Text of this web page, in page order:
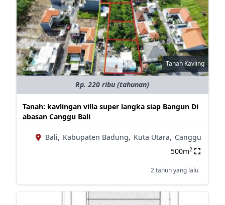
Tanah Kavling
Rp. 220 ribu (tahunan)
Tanah: kavlingan villa super langka siap Bangun Di
abasan Canggu Bali
Bali, Kabupaten Badung, Kuta Utara, Canggu
500m2
2 tahun yang lalu